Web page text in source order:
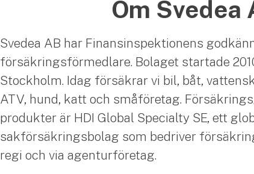
Om Svedea
Svedea AB har Finansinspektionens
försäkringsförmedlare. Bolaget startade
Stockholm. Idag försäkrar vi bil, båt,
ATV, hund, katt och småföretag.
produkter är HDI Global Specialty SE, ett
sakförsäkringsbolag som bedriver
regi och via agenturföretag.